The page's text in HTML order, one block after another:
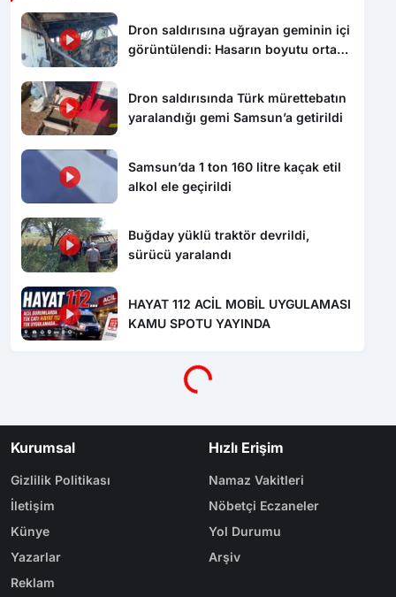
Dron saldırısına uğrayan geminin içi
görüntülendi: Hasarın boyutu ortaya
Dron saldırısında Türk mürettebatın
yaralandığı gemi Samsun’a getirildi
Samsun’da 1 ton 160 litre kaçak etil
alkol ele geçirildi
Buğday yüklü traktör devrildi,
sürücü yaralandı
HAYAT 112 ACİL MOBİL UYGULAMASI
KAMU SPOTU YAYINDA
Yükleniyor...
Kurumsal
Gizlilik Politikası
İletişim
Künye
Yazarlar
Reklam
Hızlı Erişim
Namaz Vakitleri
Nöbetçi Eczaneler
Yol Durumu
Arşiv